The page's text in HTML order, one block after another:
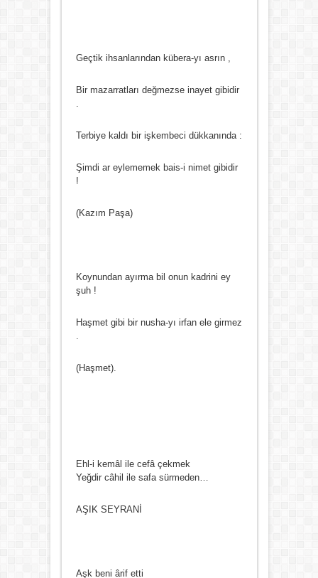
Geçtik ihsanlarından kübera-yı asrın ,
Bir mazarratları değmezse inayet gibidir
.
Terbiye kaldı bir işkembeci dükkanında :
Şimdi ar eylememek bais-i nimet gibidir
!
(Kazım Paşa)
Koynundan ayırma bil onun kadrini ey
şuh !
Haşmet gibi bir nusha-yı irfan ele girmez
.
(Haşmet).
Ehl-i kemâl ile cefâ çekmek
Yeğdir câhil ile safa sürmeden…
AŞIK SEYRANİ
Aşk beni ârif etti